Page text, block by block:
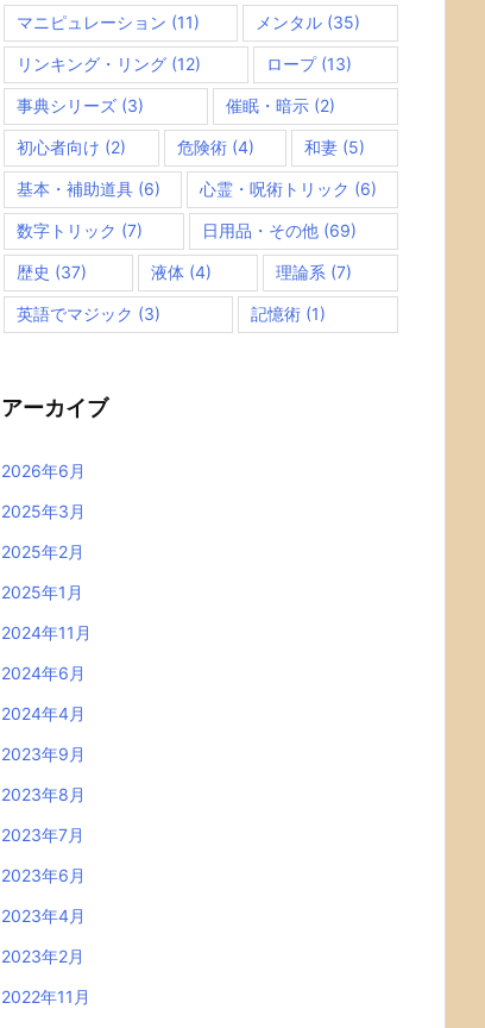
マニピュレーション (11) メンタル (35)
リンキング・リング (12) ロープ(13)
事典シリーズ (3) 催眠・暗示(2)
初心者向け (2) 危険術(4) 和妻 (5)
基本・補助道具 (6) 心霊・呪術トリック (6)
数字トリック (7) 日用品・その他 (69)
歴史 (37) 液体 (4) 理論系 (7)
英語でマジック (3) 記憶術 (1)
アーカイブ
2026年6月
2025年3月
2025年2月
2025年1月
2024年11月
2024年6月
2024年4月
2023年9月
2023年8月
2023年7月
2023年6月
2023年4月
2023年2月
2022年11月